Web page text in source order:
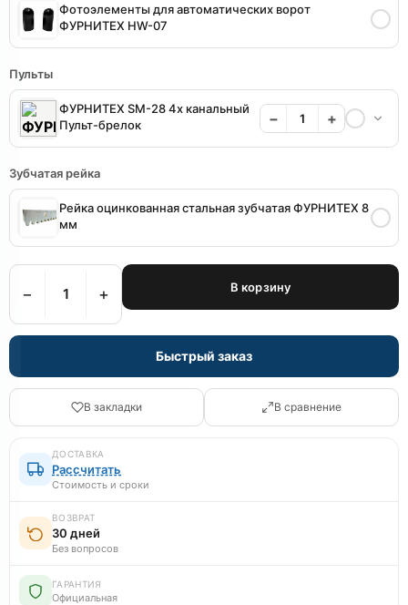
Фотоэлементы для автоматических ворот
ФУРНИТЕХ HW-07
Пульты
ФУРНИТЕХ SM-28 4х канальный
Пульт-брелок
− +
Зубчатая рейка
Рейка оцинкованная стальная зубчатая ФУРНИТЕХ 8
мм
− + В корзину
Быстрый заказ
В закладки В сравнение
ДОСТАВКА
Рассчитать
Стоимость и сроки
ВОЗВРАТ
30 дней
Без вопросов
ГАРАНТИЯ
Официальная